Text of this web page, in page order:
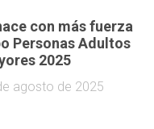
con más fuerza
Personas Adultos
2025
agosto de 2025